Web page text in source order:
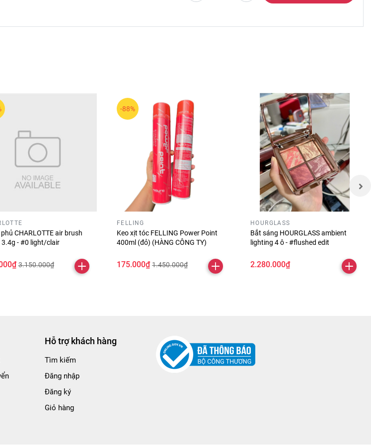
phẩm nền chất lượng cao, được tin dùng trên
CHARLOTTE air brush
3.4g - #0 light/clair
3.150.000₫
-88%
FELLING
Keo xịt tóc FELLING Power Point
400ml (đỏ) (HÀNG CÔNG TY)
175.000₫ 1.450.000₫
HOURGLASS
Bắt sáng HOURGLASS ambient
lighting 4 ô - #flushed edit
2.280.000₫
Hỗ trợ khách hàng
Tìm kiếm
Đăng nhập
Đăng ký
Giỏ hàng